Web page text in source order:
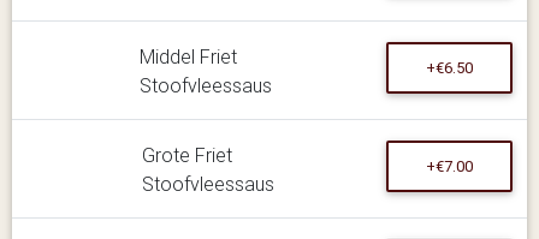
Middel Friet
Stoofvleessaus
+€6.50
Grote Friet
Stoofvleessaus
+€7.00